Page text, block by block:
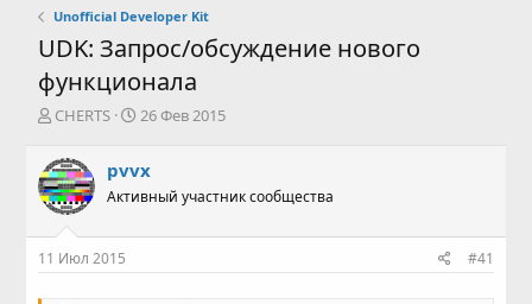
Unofficial Developer Kit
UDK: Запрос/обсуждение нового
функционала
А
т
о
р
т
е
м
CHERTS
Д
а
н
ч
26 Фев 2015
pvvx
Активный участник сообщества
11 Июл 2015 #41